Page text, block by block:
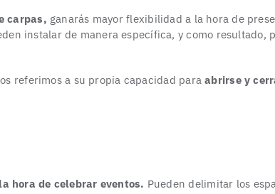
carpas, ganarás mayor flexibilidad a la hora de
instalar de manera específica, y como resultado,
referimos a su propia capacidad paraabrirse y
hora de celebrar eventos. Pueden delimitar los